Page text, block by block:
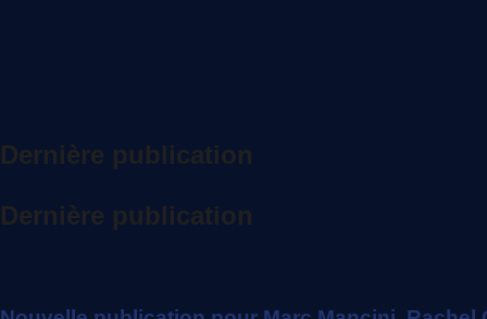
Dernière publication
Dernière publication